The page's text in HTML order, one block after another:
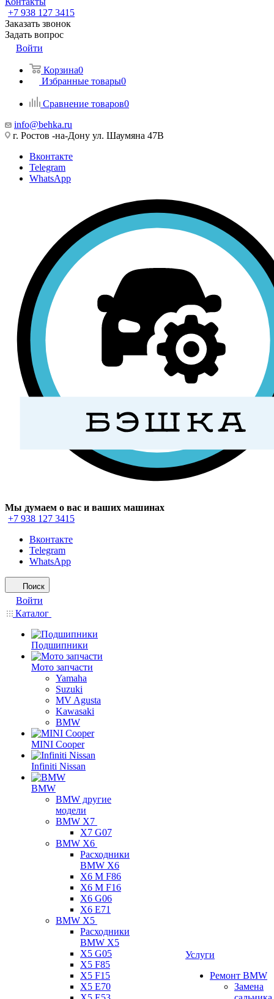
+7 938 127 3415
Заказать звонок
Задать вопрос
Войти
Корзина0
Избранные товары0
Сравнение товаров0
info@behka.ru
г. Ростов -на-Дону ул. Шаумяна 47В
Вконтакте
Telegram
WhatsApp
Мы думаем о вас и ваших машинах
+7 938 127 3415
Вконтакте
Telegram
WhatsApp
Поиск
Войти
Каталог
Подшипники
Мото запчасти
Yamaha
Suzuki
MV Agusta
Kawasaki
BMW
MINI Cooper
Infiniti Nissan
BMW
BMW другие
модели
BMW X7
X7 G07
BMW X6
Расходники
BMW X6
X6 M F86
X6 M F16
X6 G06
X6 E71
BMW X5
Расходники
BMW X5
X5 G05
X5 F85
X5 F15
X5 E70
Услуги
Ремонт BMW
Замена